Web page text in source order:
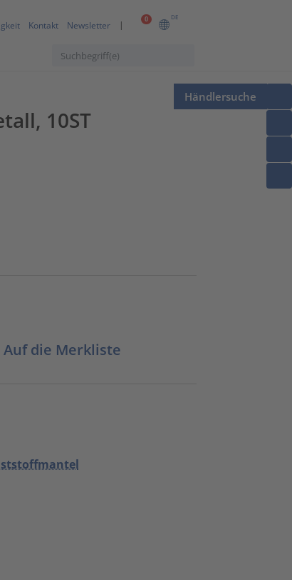
0 DE
Kontakt Newsletter
Händlersuche
10ST
Auf die Merkliste